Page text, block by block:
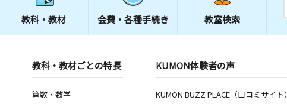
教科・教材 会費・ 各種手続き 教室検索
教科・教材ごとの特長
算数・数学
KUMON体験者の声
KUMON BUZZ PLACE（口コミサイト）